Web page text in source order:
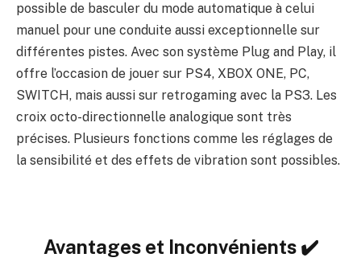
possible de basculer du mode automatique à celui
manuel pour une conduite aussi exceptionnelle sur
différentes pistes. Avec son système Plug and Play, il
offre l’occasion de jouer sur PS4, XBOX ONE, PC,
SWITCH, mais aussi sur retrogaming avec la PS3. Les
croix octo-directionnelle analogique sont très
précises. Plusieurs fonctions comme les réglages de
la sensibilité et des effets de vibration sont possibles.
Avantages et Inconvénients ✔️